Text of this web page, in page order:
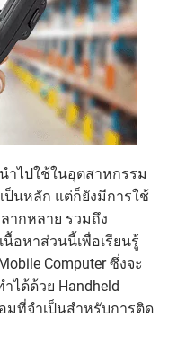
นำไปใช้ในอุตสาหกรรม
นหลัก แต่ก็ยังมีการใช้
ากหลาย รวมถึง
อหาส่วนนี้เพื่อเรียนรู้
Computer ซึ่งจะ
ได้ด้วย Handheld
มที่จำเป็นสำหรับการติด